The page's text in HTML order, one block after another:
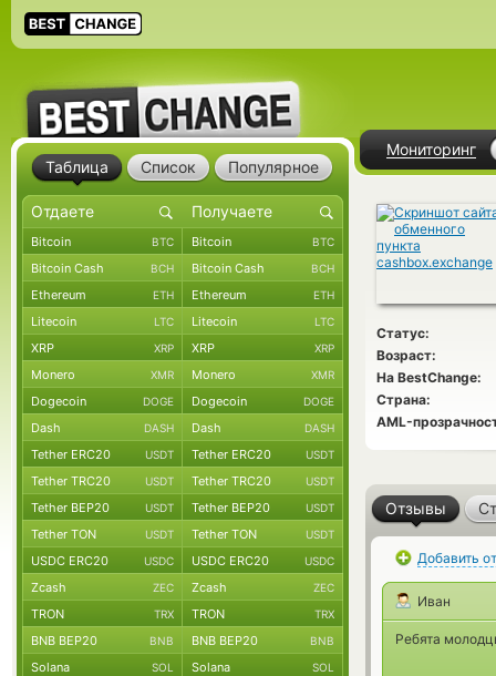
Мониторинг
Статус:
Возраст:
На BestChange:
Страна:
AML-
Отзывы
Добавить
Иван
Ребята
Таблица Список Популярное
Bitcoin BTC Bitcoin BTC
Bitcoin Cash BCH Bitcoin Cash BCH
Ethereum ETH Ethereum ETH
Litecoin LTC Litecoin LTC
XRP XRP XRP XRP
Monero XMR Monero XMR
Dogecoin DOGE Dogecoin DOGE
Dash DASH Dash DASH
Tether ERC20 USDT Tether ERC20 USDT
Tether TRC20 USDT Tether TRC20 USDT
Tether BEP20 USDT Tether BEP20 USDT
Tether TON USDT Tether TON USDT
USDC ERC20 USDC USDC ERC20 USDC
Zcash ZEC Zcash ZEC
TRON TRX TRON TRX
BNB BEP20 BNB BNB BEP20 BNB
Solana SOL Solana SOL